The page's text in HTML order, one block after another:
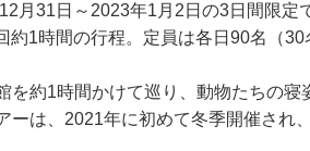
月31日～2023年1月2日の3日間限定
約1時間の行程。定員は各日90名（30
約1時間かけて巡り、動物たちの寝
ーは、2021年に初めて冬季開催され